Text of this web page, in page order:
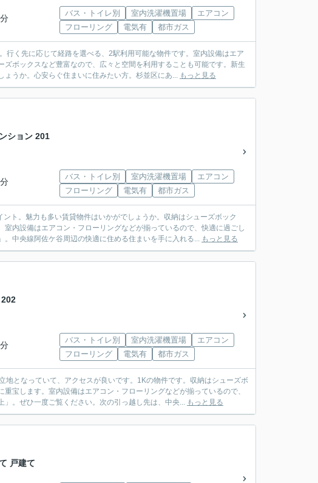
バス・トイレ別 室内洗濯機置場
エアコン
フローリング
電気有 都市ガス
く先に応じて経路を選べる、2駅利用可能な物件です。室内設備はエア
ボックスなど豊富なので、広々と空間を利用することも可能です。新生
うか。心安らぐ住まいに住みたい方。杉並区にあ... もっと見る
ション 201
バス・トイレ別 室内洗濯機置場
エアコン
フローリング
電気有 都市ガス
ト。魅力も多い賃貸物件はいかがでしょうか。収納はシューズボック
内設備はエアコン・フローリングなどが揃っているので、快適に過ごし
中央線阿佐ケ谷周辺の快適に住める住まいを手に入れる... もっと見る
バス・トイレ別 室内洗濯機置場
エアコン
フローリング
電気有 都市ガス
となっていて、アクセスが良いです。1Kの物件です。収納はシューズボ
宝します。室内設備はエアコン・フローリングなどが揃っているので、
。ぜひ一度ご覧ください。次の引っ越し先は、中央... もっと見る
戸建て